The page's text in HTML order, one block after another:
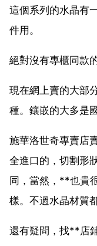
這個系列的水晶有
件用。
絕對沒有專櫃同款
現在網上賣的大部
種。鑲嵌的大多是
施華洛世奇專賣店
全進口的，切割形
同，當然，**也貴
樣。不過水晶材質
還有疑問，找**店